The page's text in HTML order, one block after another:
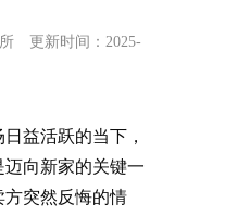
更新时间：2025-
益活跃的当下，
向新家的关键一
突然反悔的情